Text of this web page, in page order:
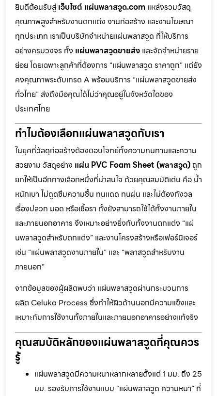
ยินดีต้อนรับสู่ เว็บไซต์ แผ่นพลาสวูด.com แหล่งรวมวัสดุ
คุณภาพสูงสำหรับงานตกแต่ง งานก่อสร้าง และงานโฆษณา
ทุกประเภท เราเป็นบริษัทจำหน่ายแผ่นพลาสวูด ที่ให้บริการ
อย่างครบวงจร ทั้ง แผ่นพลาสวูดขายส่ง และจัดจำหน่ายราย
ย่อย โดยเฉพาะลูกค้าที่ต้องการ “แผ่นพลาสวูด ราคาถูก” แต่ยัง
คงคุณภาพระดับเกรด A พร้อมบริการ “แผ่นพลาสวูดขายส่ง
ทั่วไทย” ส่งถึงมือคุณได้ไม่ว่าคุณอยู่ในจังหวัดใดของ
ประเทศไทย
ทำไมต้องเลือกแผ่นพลาสวูดกับเรา
ในยุคที่วัสดุก่อสร้างต้องตอบโจทย์ทั้งความทนทานและความ
สวยงาม วัสดุอย่าง แผ่น PVC Foam Sheet (พลาสวูด) ถูก
ยกให้เป็นอีกทางเลือกหนึ่งที่น่าสนใจ ด้วยคุณสมบัติเด่น คือ น้ำ
หนักเบา ไม่ดูดซึมความชื้น ทนแดด ทนฝน และไม่ต้องกังวล
เรื่องปลวก มอด หรือเชื้อรา ทั้งยังสามารถใช้ได้ทั้งงานภายใน
และภายนอกอาคาร จึงเหมาะอย่างยิ่งกับทั้งงานตกแต่ง “แผ่
นพลาสวูดสำหรับตกแต่ง” และงานโครงสร้างหรือเฟอร์นิเจอร์
เช่น “แผ่นพลาสวูดงานภายใน” และ “พลาสวูดสำหรับงาน
ภายนอก”
จากข้อมูลของผู้ผลิตพบว่า แผ่นพลาสวูดผ่านกระบวนการ
ผลิต Celuka Process ซึ่งทำให้ผิวด้านนอกมีความแข็งและ
เหมาะกับการใช้งานทั้งภายในและภายนอกอาคารอย่างแท้จริง
คุณสมบัติหลักของแผ่นพลาสวูดที่คุณควร
รู้
แผ่นพลาสวูดมีความหนาหลากหลายตั้งแต่ 1 มม. ถึง 25
มม. รองรับการใช้งานแบบ “แผ่นพลาสวูด ความหนา” ที่